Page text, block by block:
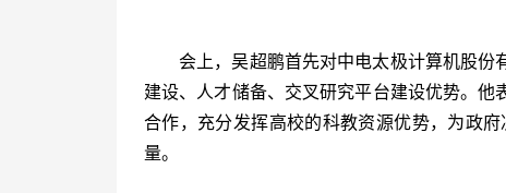
会上，吴超鹏首先对中电太极计算机股
建设、人才储备、交叉研究平台建设优势。
合作，充分发挥高校的科教资源优势，为政
量。